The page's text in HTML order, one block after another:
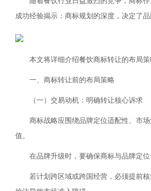
成功经验揭示：商标规划的深度，决定了品
本文将详细介绍餐饮商标转让的布局策
一、商标转让前的布局策略
（一）交易动机：明确转让核心诉求
商标战略应围绕品牌定位适配性、市
值。
在品牌升级时，要确保商标与品牌定
若计划跨区域或跨国经营，必须提前